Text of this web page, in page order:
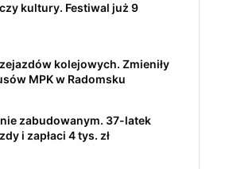
kultury. Festiwal już 9
kolejowych. Zmieniły
MPK w Radomsku
zabudowanym. 37-latek
i zapłaci 4 tys. zł